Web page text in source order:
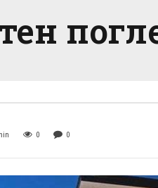
0 0